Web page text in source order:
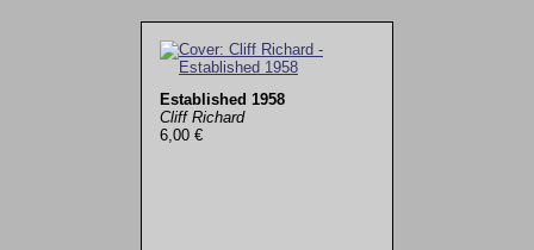
Established 1958
Cliff Richard
6,00 €